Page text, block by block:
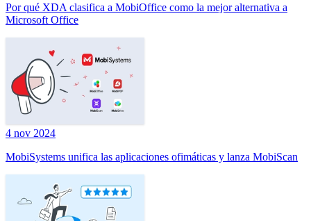
Por qué XDA clasifica a MobiOffice como la mejor alternativa a
Microsoft Office
4 nov 2024
MobiSystems unifica las aplicaciones ofimáticas y lanza MobiScan